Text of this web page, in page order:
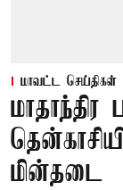
மாவட்ட செய்திகள்
மாதாந்திர
மின்தடை